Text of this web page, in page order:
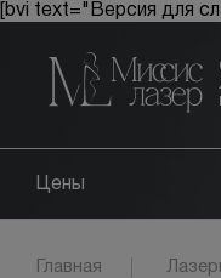
[bvi text="Версия для
Цены
Главная